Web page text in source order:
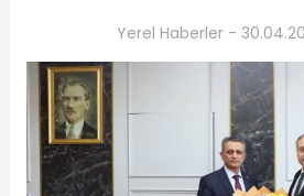
Yerel Haberler -